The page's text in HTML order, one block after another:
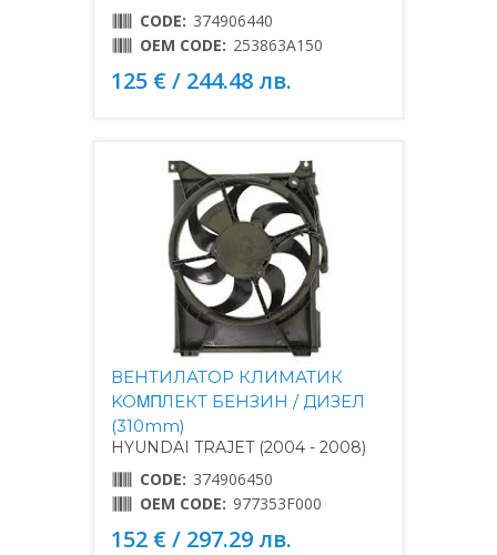
CODE: 374906440
OEM CODE: 253863A150
125 € / 244.48 лв.
ВЕНТИЛАТОР КЛИМАТИК
KOΜΠЛЕКТ БЕНЗИН / ДИЗЕЛ
(310mm)
HYUNDAI TRAJET (2004 - 2008)
CODE: 374906450
OEM CODE: 977353F000
152 € / 297.29 лв.